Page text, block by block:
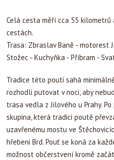
Celá cesta měří cca 55
cestách.
Trasa: Zbraslav Baně - motorest
Stožec - Kuchyňka - Příbram -
Tradice této pouti sahá
rozhodli putovat v noci, aby
trasa vedla z Jílového u Prahy.
skupina, která tradici poutě
uzavřenému mostu ve
hřebeni Brd. Pouť se koná za
možnost občerstvení kromě